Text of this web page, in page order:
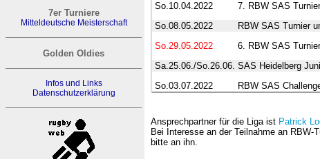
7er Turniere
Mitteldeutsche Meisterschaft
Golden Oldies
Infos und Links
Datenschutzerklärung
So.10.04.2022
7. RBW SAS
So.08.05.2022
RBW SAS Turnier
So.29.05.2022
6. RBW SAS
Sa.25.06./So.26.06. SAS Heidelberg
So.03.07.2022
RBW SAS
Ansprechpartner für die Liga ist Patrick
Bei Interesse an der Teilnahme an RBW-
bitte an ihn.